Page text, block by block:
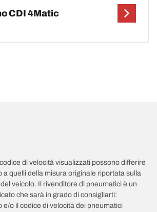
CDI 4Matic
di velocità visualizzati possono differire
a quelli della misura originale riportata sulla
veicolo. Il rivenditore di pneumatici è un
che sarà in grado di consigliarti:
e/o il codice di velocità dei pneumatici